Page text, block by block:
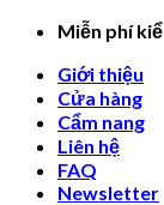
Skip
content
Miễn phí
Giới thiệu
Cửa hàng
Cẩm nang
Liên hệ
FAQ
Newsletter